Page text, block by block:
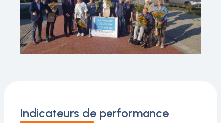
Indicateurs de performance